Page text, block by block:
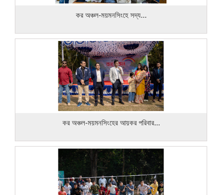
কর অঞ্চল-ময়মনসিংহে সদ্য...
কর অঞ্চল-ময়মনসিংহের আয়কর পরিবার...